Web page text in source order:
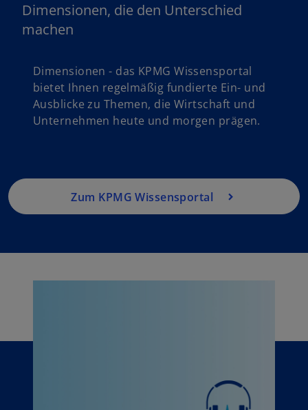
Dimensionen, die den Unterschied
machen
Dimensionen - das KPMG Wissensportal
bietet Ihnen regelmäßig fundierte Ein- und
Ausblicke zu Themen, die Wirtschaft und
Unternehmen heute und morgen prägen.
Zum KPMG Wissensportal